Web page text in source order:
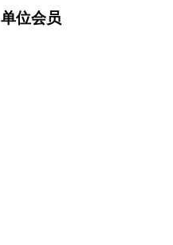
单位会员